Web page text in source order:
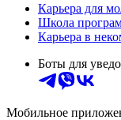
Карьера для
Школа
Карьера в
Боты для
Мобильное